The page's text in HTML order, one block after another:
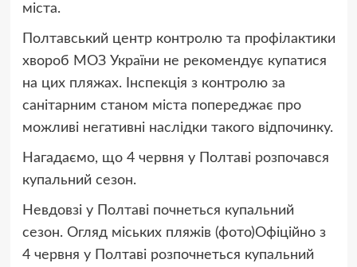
міста.
Полтавський центр контролю та профілактики
хвороб МОЗ України не рекомендує купатися
на цих пляжах. Інспекція з контролю за
санітарним станом міста попереджає про
можливі негативні наслідки такого відпочинку.
Нагадаємо, що 4 червня у Полтаві розпочався
купальний сезон.
Невдовзі у Полтаві почнеться купальний
сезон. Огляд міських пляжів (фото)Офіційно з
4 червня у Полтаві розпочнеться купальний